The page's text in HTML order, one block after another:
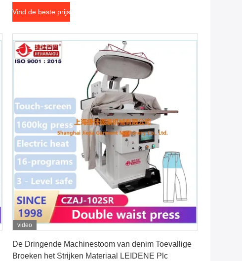
Vind de beste prijs
video
De Dringende Machinestoom van denim Toevallige
Broeken het Strijken Materiaal LEIDENE Plc